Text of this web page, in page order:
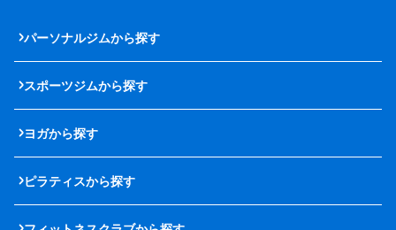
パーソナルジムから探す
スポーツジムから探す
ヨガから探す
ピラティスから探す